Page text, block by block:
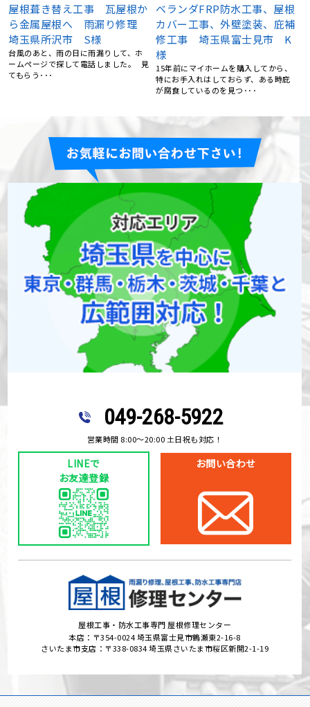
ベランダFRP防水工事、屋根
カバー工事、外壁塗装、庇補
修工事 埼玉県富士見市 K
様
15年前にマイホームを購入してから、
特にお手入れはしておらず、ある時庇
屋根塗装、棟鈑金交換、外壁
塗装 埼玉県日高市 N様
5社くらい提案を聞きましたが、屋根修
理センターさんが一番丁寧にご対応く
ださいました。 職人さ･･･
049-268-5922
営業時間 8:00〜20:00 土日祝も対応！
LINEで
お友達登録
お問い合わせ
屋根工事・防水工事専門 屋根修理センター
本店：〒354-0024 埼玉県富士見市鶴瀬東2-16-8
さいたま市支店：〒338-0834 埼玉県さいたま市桜区新開2-1-19